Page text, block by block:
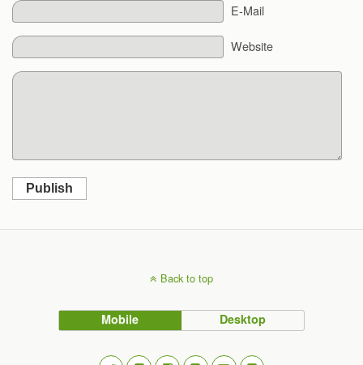
E-Mail
Website
Publish
Back to top
Mobile Desktop